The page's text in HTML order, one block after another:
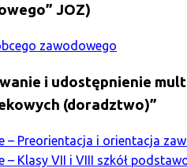
JOZ)
zawodowego
i udostępnienie
(doradztwo)”
– Preorientacja i orientacja
– Klasy VII i VIII szkół